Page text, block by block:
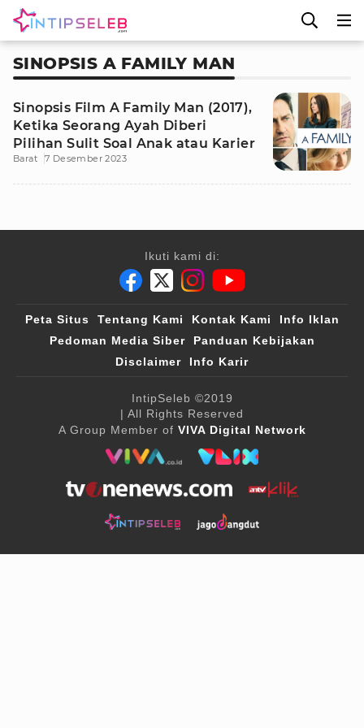
SINOPSIS A FAMILY MAN
Sinopsis Film A Family Man (2017),
Ketika Seorang Ayah Diberi
Pilihan Sulit Soal Anak atau Karier
Barat 7 Desember 2023
Ikuti kami di:
Peta Situs Tentang Kami Kontak Kami
Info Iklan
Pedoman Media Siber
Panduan Kebijakan
Disclaimer
Info Karir
IntipSeleb ©2019
| All Rights Reserved
A Group Member of VIVA Digital Network